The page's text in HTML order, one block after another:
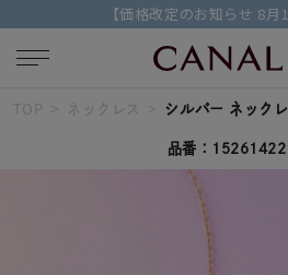
【価格改定のお知らせ 8月
#ダイヤモンド ネッ
TOP ネックレス シルバー ネック
品番：